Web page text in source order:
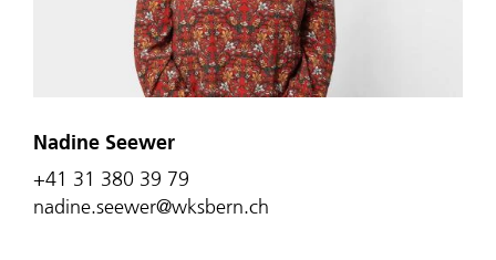
Nadine Seewer
+41 31 380 39 79
nadine.seewer@wksbern.ch